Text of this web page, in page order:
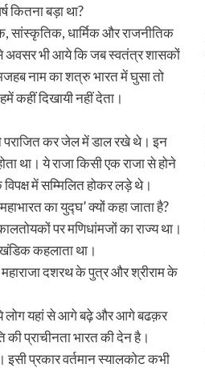
कितना बड़ा था?
सांस्कृतिक, धार्मिक और राजनीतिक
ऐसे अवसर भी आये कि जब स्वतंत्र शासकों
नाम का शत्रु भारत में घुसा तो
दिखायी नहीं देता।
पराजित कर जेल में डाल रखे थे। इन
था। ये राजा किसी एक राजा से होने
में सम्मिलित होकर लड़े थे।
का युद्घ’ क्यों कहा जाता है?
पर मणिधांमजों का राज्य था।
कहलाता था।
दशरथ के पुत्र और श्रीराम के
ये लोग यहां से आगे बढ़े और आगे बढक़र
प्राचीनता भारत की देन है।
प्रकार वर्तमान स्यालकोट कभी